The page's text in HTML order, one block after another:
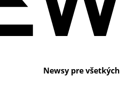
Newsy pre všetkých